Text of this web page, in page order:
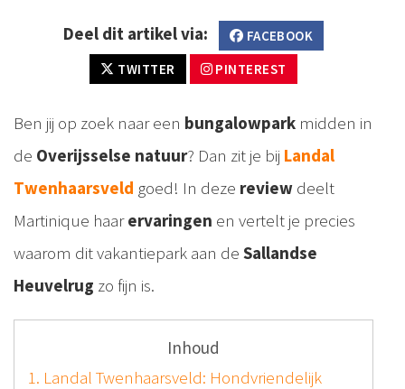
Deel dit artikel via:
FACEBOOK
TWITTER
PINTEREST
Ben jij op zoek naar een bungalowpark midden in
de Overijsselse natuur? Dan zit je bij Landal
Twenhaarsveld goed! In deze review deelt
Martinique haarervaringen en vertelt je precies
waarom dit vakantiepark aan de Sallandse
Heuvelrug zo fijn is.
Inhoud
1. Landal Twenhaarsveld: Hondvriendelijk